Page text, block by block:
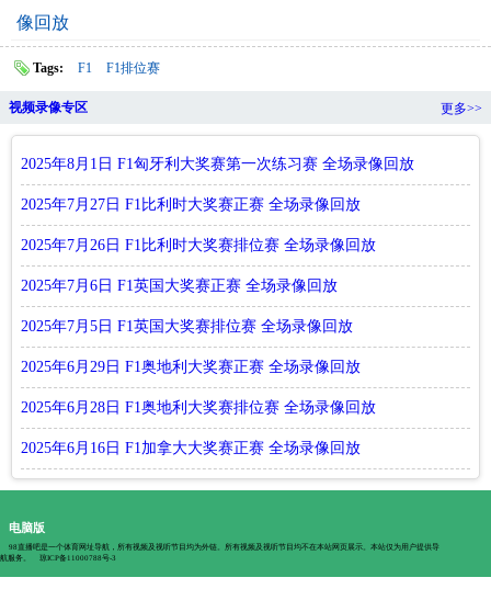
像回放
Tags: F1 F1排位赛
视频录像专区 更多>>
2025年8月1日 F1匈牙利大奖赛第一次练习赛 全场录像回放
2025年7月27日 F1比利时大奖赛正赛 全场录像回放
2025年7月26日 F1比利时大奖赛排位赛 全场录像回放
2025年7月6日 F1英国大奖赛正赛 全场录像回放
2025年7月5日 F1英国大奖赛排位赛 全场录像回放
2025年6月29日 F1奥地利大奖赛正赛 全场录像回放
2025年6月28日 F1奥地利大奖赛排位赛 全场录像回放
2025年6月16日 F1加拿大大奖赛正赛 全场录像回放
电脑版
98直播吧是一个体育网址导航，所有视频及视听节目均为外链。所有视频及视听节目均不在本站网页展示。本站仅为用户提供导
航服务。
琼ICP备11000788号-3